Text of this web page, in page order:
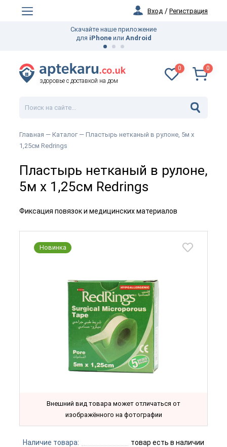
Вход / Регистрация
Скачайте наше приложение
для iPhone или Android
здоровье с доставкой на дом
0 0
Главная — Каталог — Пластырь нетканый в рулоне, 5м х
1,25см Redrings
Пластырь нетканый в рулоне,
5м х 1,25см Redrings
Фиксация повязок и медицинских материалов
Новинка
Внешний вид товара может отличаться от
изображённого на фотографии
Наличие товара: товар есть в наличии